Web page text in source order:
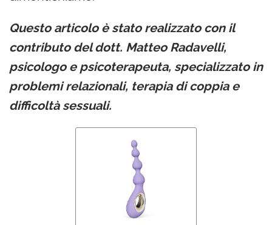
Questo articolo è stato realizzato con il
contributo del dott. Matteo Radavelli,
psicologo e psicoterapeuta, specializzato in
problemi relazionali, terapia di coppia e
difficoltà sessuali.